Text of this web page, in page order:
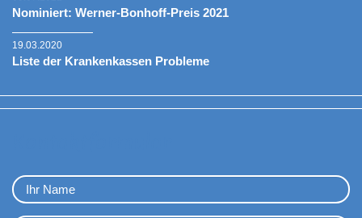
Nominiert: Werner-Bonhoff-Preis 2021
19.03.2020
Liste der Krankenkassen Probleme